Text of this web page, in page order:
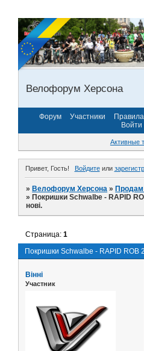
Велофорум Херсона
Форум Участники Правила
Войти
Активные
Привет, Гость! Войдитеили
»Велофорум Херсона »Продам
»Покришки Schwalbe - RAPID
нові.
Покришки Schwalbe - RAPID ROB
Страница:1
Вінні
Участник